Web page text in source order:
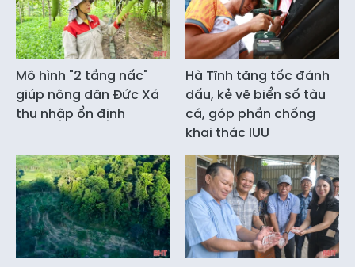
Mô hình "2 tầng nấc"
giúp nông dân Đức Xá
thu nhập ổn định
Hà Tĩnh tăng tốc đánh
dấu, kẻ vẽ biển số tàu
cá, góp phần chống
khai thác IUU